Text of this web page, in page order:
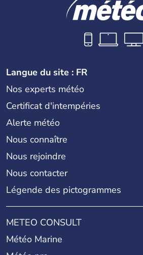
Langue du site : FR
Nos experts météo
Certificat d'intempéries
Alerte météo
Nous connaître
Nous rejoindre
Nous contacter
Légende des pictogrammes
METEO CONSULT
Météo Marine